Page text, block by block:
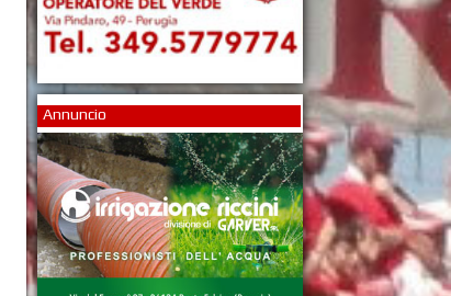
Annuncio